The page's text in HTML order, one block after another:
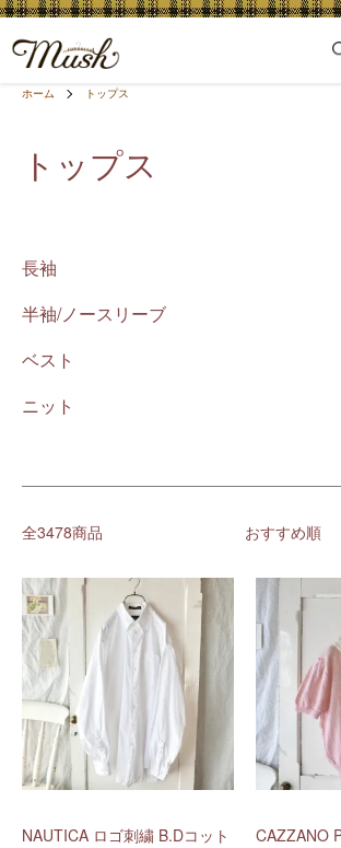
ホーム トップス
トップス
長袖
半袖/ノースリーブ
ベスト
ニット
全3478商品 おすすめ順
NAUTICA ロゴ刺繍 B.Dコット
CAZZANO